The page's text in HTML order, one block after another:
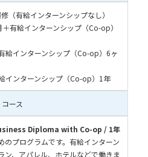
（有給インターンシップなし）
有給インターンシップ（Co-op）
給インターンシップ（Co-op）6ヶ
インターンシップ（Co-op）1年
コース
Diploma with Co-op / 1年
のプログラムです。有給インターン
ン、アパレル、ホテルなどで働きま